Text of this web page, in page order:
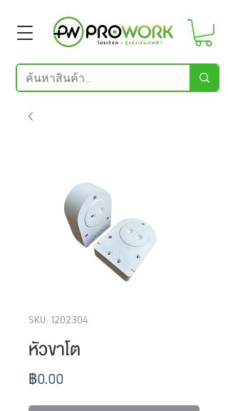
SKU: 1202304
หัวขาโต
฿0.00ราคา